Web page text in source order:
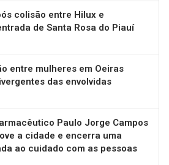
colisão entre Hilux e
de Santa Rosa do Piauí
entre mulheres em Oeiras
das envolvidas
Paulo Jorge Campos
a cidade e encerra uma
ao cuidado com as pessoas